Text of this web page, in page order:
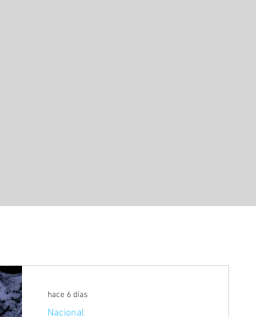
Nacional
hace 6 días